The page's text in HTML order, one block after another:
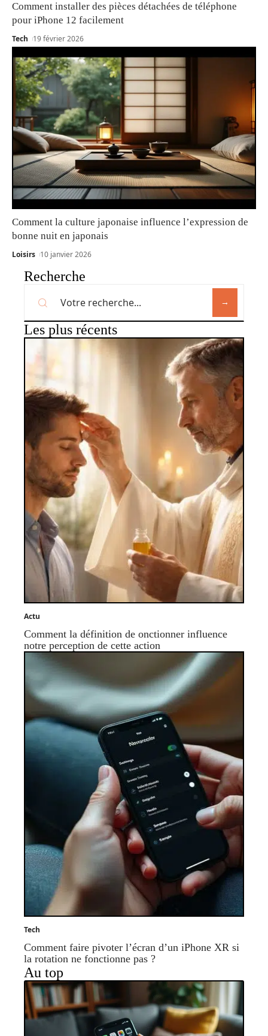
Comment installer des pièces détachées de téléphone
pour iPhone 12 facilement
Tech 19 février 2026
Comment la culture japonaise influence l’expression de
bonne nuit en japonais
Loisirs 10 janvier 2026
Recherche
Les plus récents
Actu
Comment la définition de onctionner influence
notre perception de cette action
Tech
Comment faire pivoter l’écran d’un iPhone XR si
la rotation ne fonctionne pas ?
Au top